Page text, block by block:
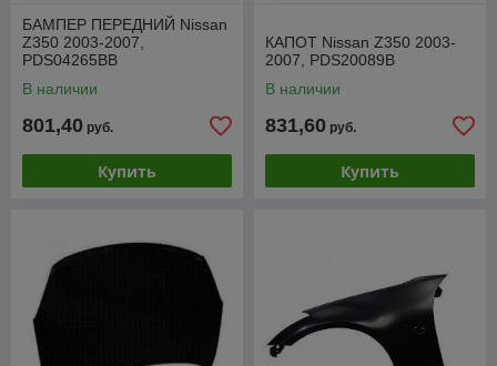
БАМПЕР ПЕРЕДНИЙ Nissan
Z350 2003-2007,
PDS04265BB
В наличии
801,40 руб.
Купить
КАПОТ Nissan Z350 2003-
2007, PDS20089B
В наличии
831,60 руб.
Купить